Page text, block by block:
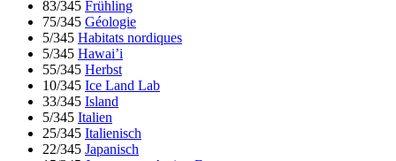
83/345 Frühling
75/345 Géologie
5/345 Habitats nordiques
5/345 Hawai’i
55/345 Herbst
10/345 Ice Land Lab
33/345 Island
5/345 Italien
25/345 Italienisch
22/345 Japanisch